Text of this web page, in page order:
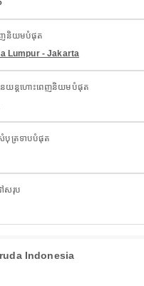
ញនិយមបំផុត
Lumpur - Jakarta
នយន្តហោះពេញនិយមបំផុត
សំបុត្រទាបបំផុត
សរុប
Indonesia